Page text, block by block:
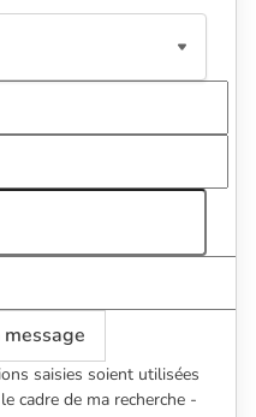
saisies soient utilisées
cadre de ma recherche -